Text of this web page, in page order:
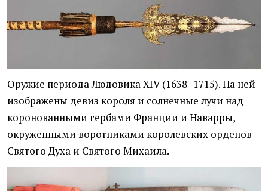
Оружие периода Людовика XIV (1638–1715). На ней
изображены девиз короля и солнечные лучи над
коронованными гербами Франции и Наварры,
окруженными воротниками королевских орденов
Святого Духа и Святого Михаила.